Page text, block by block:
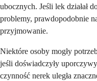
ubocznych. Jeśli lek działał
problemy, prawdopodobnie
przyjmowanie.
Niektóre osoby mogły
jeśli doświadczyły
czynność nerek uległa